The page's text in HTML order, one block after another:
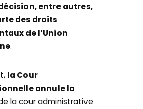
entre autres,
des droits
de l’Union
.
la Cour
annule la
la cour administrative